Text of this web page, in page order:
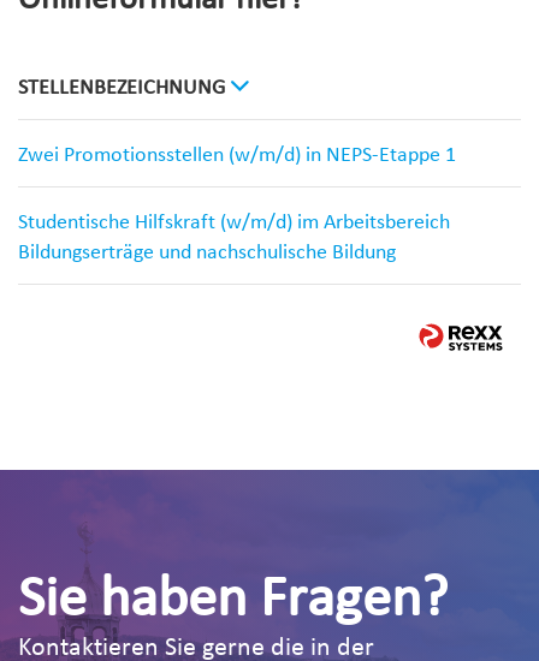
STELLENBEZEICHNUNG
Zwei Promotionsstellen (w/m/d) in NEPS-Etappe 1
Studentische Hilfskraft (w/m/d) im Arbeitsbereich
Bildungserträge und nachschulische Bildung
Sie haben Fragen?
Kontaktieren Sie gerne die in der